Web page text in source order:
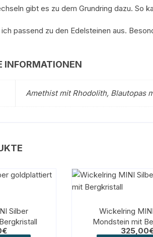
gibt es zu dem Grundring dazu. So
passend zu den Edelsteinen aus.
INFORMATIONEN
Amethist mit Rhodolith, Blautopas
Silber
€
Wickelring
Mondstein mit
325,00